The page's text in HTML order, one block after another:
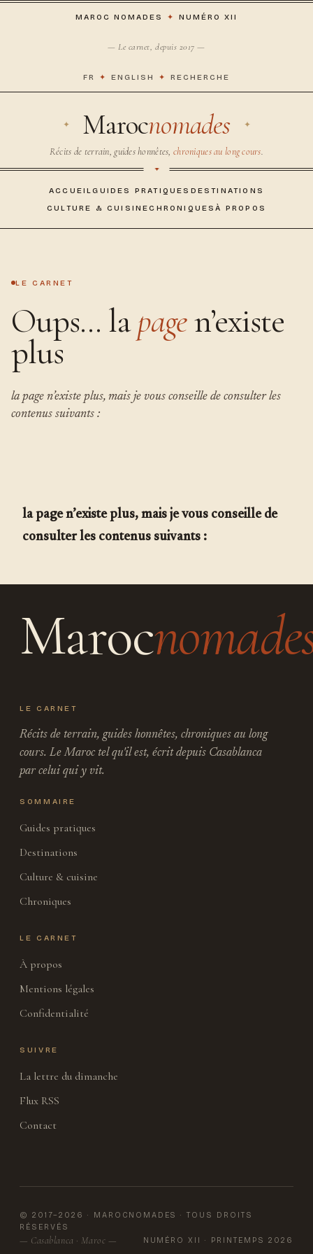
MAROC NOMADES ✦ NUMÉRO XII
— Le carnet, depuis 2017 —
FR ✦ ENGLISH ✦ RECHERCHE
Marocnomades
Récits de terrain, guides honnêtes,chroniques au long cours.
ACCUEILGUIDES PRATIQUES DESTINATIONS
CULTURE & CUISINECHRONIQUESÀ PROPOS
LE CARNET
Oups… lapagen’existe
plus
la page n’existe plus, mais je vous conseille de consulter les
contenus suivants :
la page n’existe plus, mais je vous conseille de
consulter les contenus suivants :
Maroc
LE CARNET
Récits de terrain, guides honnêtes, chroniques au long
cours. Le Maroc tel qu'il est, écrit depuis Casablanca
par celui qui y vit.
SOMMAIRE
Guides pratiques
Destinations
Culture & cuisine
Chroniques
LE CARNET
À propos
Mentions légales
Confidentialité
SUIVRE
La lettre du dimanche
Flux RSS
Contact
© 2017–2026 · MAROCNOMADES · TOUS DROITS
RÉSERVÉS
— Casablanca · Maroc — NUMÉRO XII · PRINTEMPS 2026